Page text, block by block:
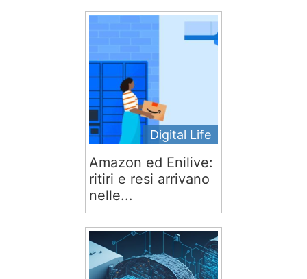
Digital Life
Amazon ed Enilive:
ritiri e resi arrivano
nelle...